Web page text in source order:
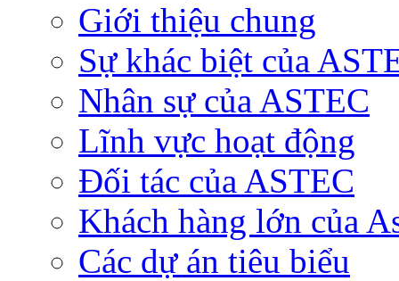
Giới thiệu chung
Sự khác biệt của
Nhân sự của ASTEC
Lĩnh vực hoạt động
Đối tác của ASTEC
Khách hàng lớn của
Các dự án tiêu biểu